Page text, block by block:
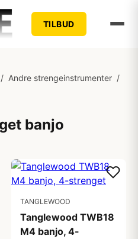
TILBUD
/ Andre strengeinstrumenter /
banjo
TANGLEWOOD
Tanglewood TWB18
M4 banjo, 4-